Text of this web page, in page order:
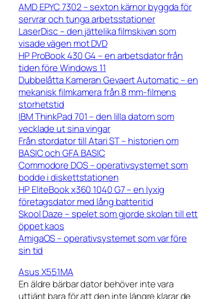
AMD EPYC 7302 – sexton kärnor byggda för
servrar och tunga arbetsstationer
LaserDisc – den jättelika filmskivan som
visade vägen mot DVD
HP ProBook 430 G4 – en arbetsdator från
tiden före Windows 11
Dubbelåtta Kameran Gevaert Automatic – en
mekanisk filmkamera från 8 mm-filmens
storhetstid
IBM ThinkPad 701 – den lilla datorn som
vecklade ut sina vingar
Från stordator till Atari ST – historien om
BASIC och GFA BASIC
Commodore DOS – operativsystemet som
bodde i diskettstationen
HP EliteBook x360 1040 G7 – en lyxig
företagsdator med lång batteritid
Skool Daze – spelet som gjorde skolan till ett
öppet kaos
AmigaOS – operativsystemet som var före
sin tid
Asus X551MA
En äldre bärbar dator behöver inte vara
uttjänt bara för att den inte längre klarar de